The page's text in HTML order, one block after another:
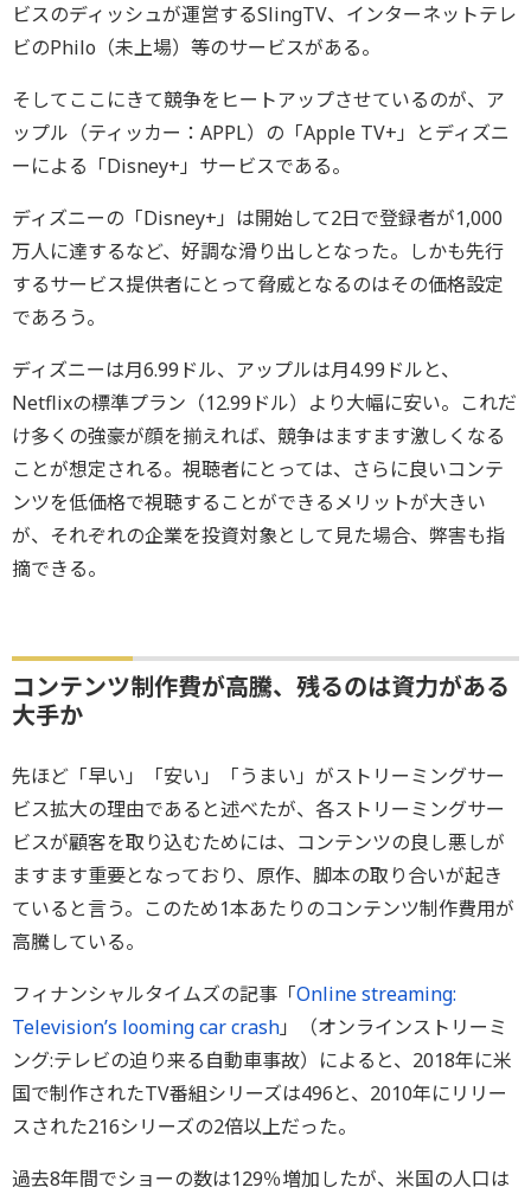
ビスのディッシュが運営するSlingTV、インターネットテレ
ビのPhilo（未上場）等のサービスがある。
そしてここにきて競争をヒートアップさせているのが、ア
ップル（ティッカー：APPL）の「Apple TV+」とディズニ
ーによる「Disney+」サービスである。
ディズニーの「Disney+」は開始して2日で登録者が1,000
万人に達するなど、好調な滑り出しとなった。しかも先行
するサービス提供者にとって脅威となるのはその価格設定
であろう。
ディズニーは月6.99ドル、アップルは月4.99ドルと、
Netflixの標準プラン（12.99ドル）より大幅に安い。これだ
け多くの強豪が顔を揃えれば、競争はますます激しくなる
ことが想定される。視聴者にとっては、さらに良いコンテ
ンツを低価格で視聴することができるメリットが大きい
が、それぞれの企業を投資対象として見た場合、弊害も指
摘できる。
コンテンツ制作費が高騰、残るのは資力がある
大手か
先ほど「早い」「安い」「うまい」がストリーミングサー
ビス拡大の理由であると述べたが、各ストリーミングサー
ビスが顧客を取り込むためには、コンテンツの良し悪しが
ますます重要となっており、原作、脚本の取り合いが起き
ていると言う。このため1本あたりのコンテンツ制作費用が
高騰している。
フィナンシャルタイムズの記事「Online streaming:
Television’s looming car crash」（オンラインストリーミ
ング:テレビの迫り来る自動車事故）によると、2018年に米
国で制作されたTV番組シリーズは496と、2010年にリリー
スされた216シリーズの2倍以上だった。
過去8年間でショーの数は129％増加したが、米国の人口は